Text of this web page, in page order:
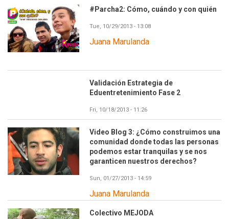
#Parcha2: Cómo, cuándo y con quién
Tue, 10/29/2013 - 13:08
Juana Marulanda
Validación Estrategia de
Eduentretenimiento Fase 2
Fri, 10/18/2013 - 11:26
Video Blog 3: ¿Cómo construimos una
comunidad donde todas las personas
podemos estar tranquilas y se nos
garanticen nuestros derechos?
Sun, 01/27/2013 - 14:59
Juana Marulanda
Colectivo MEJODA